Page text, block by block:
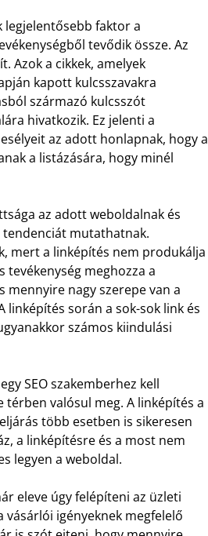
legjelentősebb faktor a
tevődik össze. Az
Azok a cikkek, amelyek
kapott kulcsszavakra
származó kulcsszót
hivatkozik. Ez jelenti a
az adott honlapnak, hogy a
a listázására, hogy minél
az adott weboldalnak és
tendenciát mutathatnak.
mert a linképítés nem produkálja
tevékenység meghozza a
mennyire nagy szerepe van a
során a sok-sok link és
számos kiindulási
SEO szakemberhez kell
valósul meg. A linképítés a
több esetben is sikeresen
a linképítésre és a most nem
legyen a weboldal.
eleve úgy felépíteni az üzleti
igényeknek megfelelő